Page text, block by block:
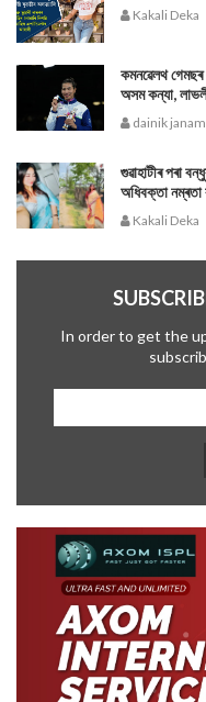
Kakali Deka
কমনৱেলথ গেমছৰ
অসম কন্যা,
dainik
গুৱাহাটীৰ পৰা
অধিবক্তা নম্ৰতা
Kakali Deka
In order to get the